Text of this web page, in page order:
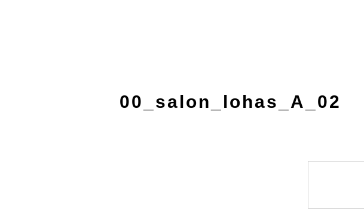
00_salon_lohas_A_02